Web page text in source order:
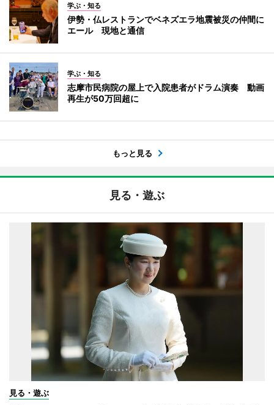
学ぶ・知る
伊勢・仏レストランでベネズエラ地震被災の仲間に
エール 現地と通信
学ぶ・知る
志摩市民病院の屋上で入院患者がドラム演奏 動画
再生が50万回超に
もっと見る
見る・遊ぶ
見る・遊ぶ